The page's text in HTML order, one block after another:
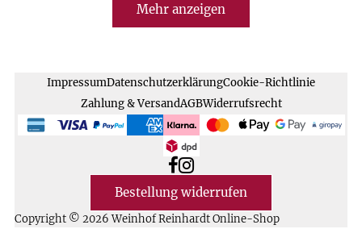
Mehr anzeigen
ImpressumDatenschutzerklärungCookie-Richtlinie
Zahlung & VersandAGBWiderrufsrecht
Bestellung widerrufen
Copyright © 2026 Weinhof Reinhardt Online-Shop